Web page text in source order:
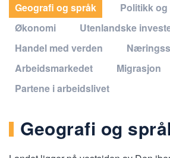
Geografi og språk
Politikk
Økonomi
Utenlandske
Handel med verden
Arbeidsmarkedet
Migrasjon
Partene i arbeidslivet
Geografi og